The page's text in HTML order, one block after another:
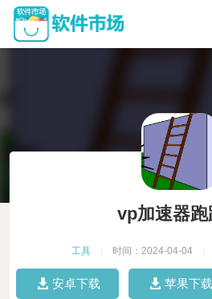
vp加速器跑
工具 时间：2024-04-04
安卓下载 苹果下载